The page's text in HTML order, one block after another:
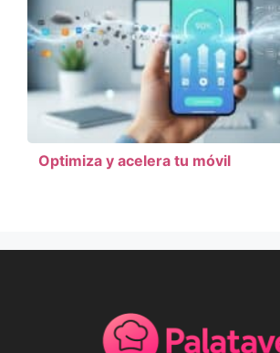
Optimiza y acelera tu móvil